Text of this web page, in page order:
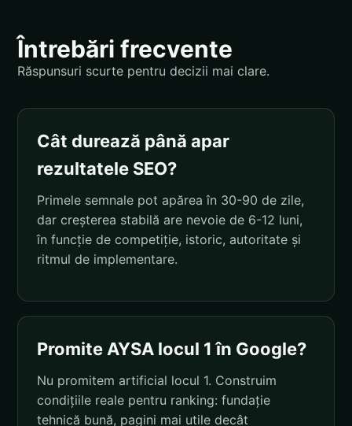
Întrebări frecvente
Răspunsuri scurte pentru decizii mai clare.
Cât durează până apar
rezultatele SEO?
Primele semnale pot apărea în 30-90 de zile,
dar creșterea stabilă are nevoie de 6-12 luni,
în funcție de competiție, istoric, autoritate și
ritmul de implementare.
Promite AYSA locul 1 în Google?
Nu promitem artificial locul 1. Construim
condițiile reale pentru ranking: fundație
tehnică bună, pagini mai utile decât